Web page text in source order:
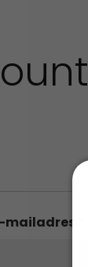
mailadres